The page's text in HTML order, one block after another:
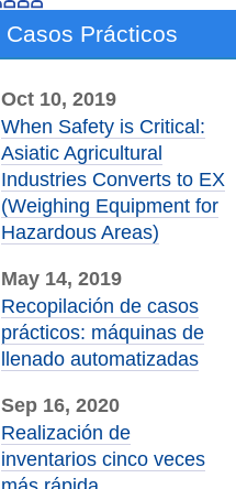
Casos Prácticos
Oct 10, 2019
When Safety is Critical:
Asiatic Agricultural
Industries Converts to EX
(Weighing Equipment for
Hazardous Areas)
May 14, 2019
Recopilación de casos
prácticos: máquinas de
llenado automatizadas
Sep 16, 2020
Realización de
inventarios cinco veces